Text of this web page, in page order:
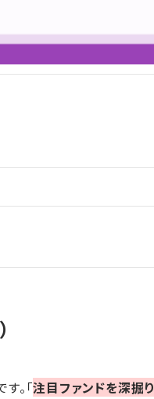
。「注目ファンドを深掘り